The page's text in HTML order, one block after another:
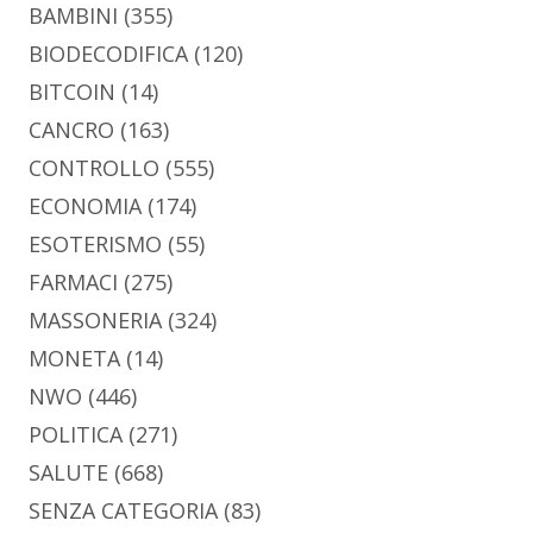
BAMBINI (355)
BIODECODIFICA(120)
BITCOIN (14)
CANCRO (163)
CONTROLLO (555)
ECONOMIA(174)
ESOTERISMO (55)
FARMACI (275)
MASSONERIA(324)
MONETA(14)
NWO (446)
POLITICA(271)
SALUTE (668)
SENZA CATEGORIA(83)